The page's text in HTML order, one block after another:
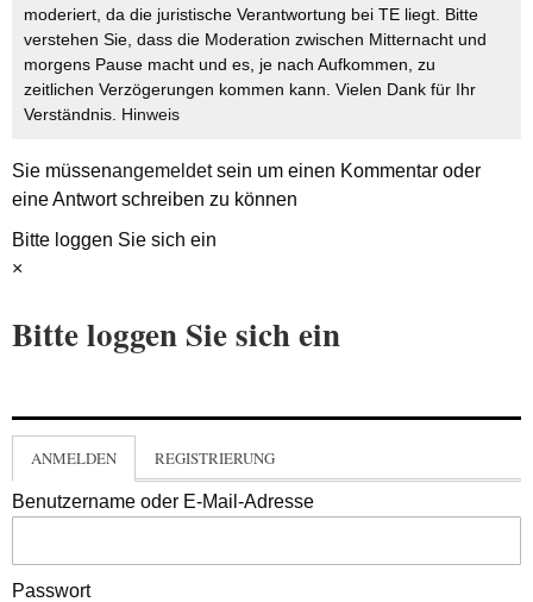
moderiert, da die juristische Verantwortung bei TE liegt. Bitte
verstehen Sie, dass die Moderation zwischen Mitternacht und
morgens Pause macht und es, je nach Aufkommen, zu
zeitlichen Verzögerungen kommen kann. Vielen Dank für Ihr
Verständnis. Hinweis
Sie müssenangemeldetsein um einen Kommentar oder
eine Antwort schreiben zu können
Bitte loggen Sie sich ein
×
Bitte loggen Sie sich ein
ANMELDEN REGISTRIERUNG
Benutzername oder E-Mail-Adresse
Passwort